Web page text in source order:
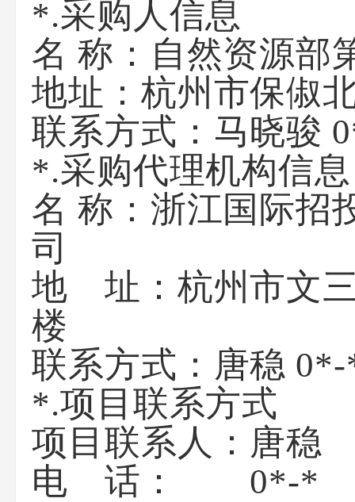
*.采购人信息
名 称：自然资
地址：杭
联系方式：
*.采购代理机构信息
名 称：浙江国际招
地 址：杭州市文
联系方
*.项目联系方式
项目联系人：唐稳
电 话： 0*-*